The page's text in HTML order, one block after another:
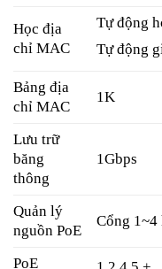
Học địa
chỉ MAC
Tự động
Tự động
Bảng địa
chỉ MAC
1K
Lưu trữ
băng
thông
1Gbps
Quản lý
nguồn PoE
Cổng 1~4
PoE